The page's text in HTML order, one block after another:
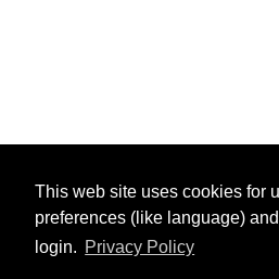
This web site uses cookies for
preferences (like language)
login. Privacy Policy